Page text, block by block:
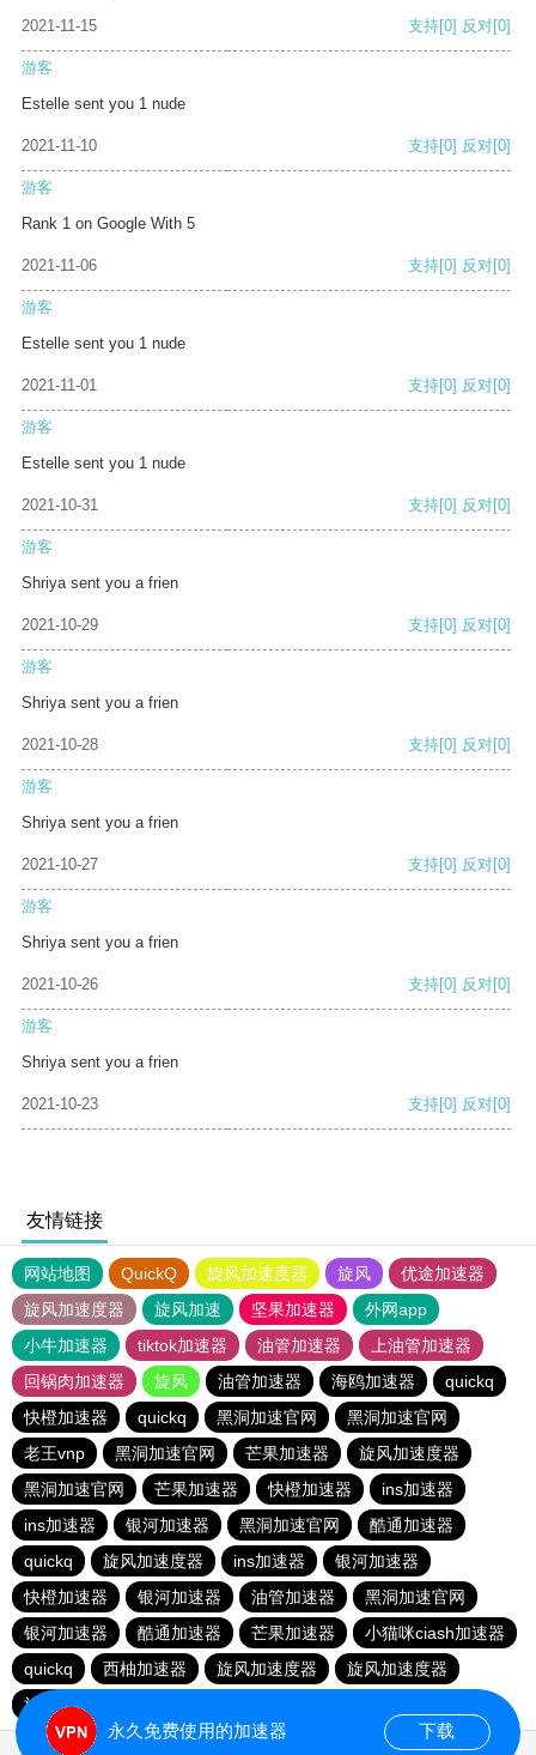
2021-11-15 支持[0] 反对[0]
游客
Estelle sent you 1 nude
2021-11-10 支持[0] 反对[0]
游客
Rank 1 on Google With 5
2021-11-06 支持[0] 反对[0]
游客
Estelle sent you 1 nude
2021-11-01 支持[0] 反对[0]
游客
Estelle sent you 1 nude
2021-10-31 支持[0] 反对[0]
游客
Shriya sent you a frien
2021-10-29 支持[0] 反对[0]
游客
Shriya sent you a frien
2021-10-28 支持[0] 反对[0]
游客
Shriya sent you a frien
2021-10-27 支持[0] 反对[0]
游客
Shriya sent you a frien
2021-10-26 支持[0] 反对[0]
游客
Shriya sent you a frien
2021-10-23 支持[0] 反对[0]
友情链接
网站地图 QuickQ 旋风加速度器 旋风
优途加速器
旋风加速度器
旋风加速 坚果加速器
外网app
小牛加速器
tiktok加速器 油管加速器
上油管加速器
回锅肉加速器
旋风 油管加速器 海鸥加速器
quickq
快橙加速器
quickq 黑洞加速官网
黑洞加速官网
老王vnp
黑洞加速官网 芒果加速器
旋风加速度器
黑洞加速官网
芒果加速器 快橙加速器
ins加速器
ins加速器
银河加速器 黑洞加速官网
酷通加速器
quickq
旋风加速度器 ins加速器
银河加速器
快橙加速器
银河加速器 油管加速器
黑洞加速官网
银河加速器
酷通加速器 芒果加速器
小猫咪ciash加速器
quickq
西柚加速器 旋风加速度器
旋风加速度器
旋风加速度器
永久免费使用的加速器 下载